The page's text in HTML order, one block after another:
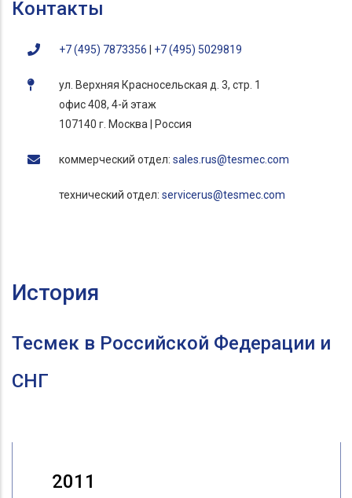
Контакты
+7 (495) 7873356 +7 (495) 5029819
ул. Верхняя Красносельская д. 3, стр. 1
офис 408, 4-й этаж
107140 г. Москва | Россия
коммерческий отдел: sales.rus@tesmec.com
технический отдел: servicerus@tesmec.com
История
Тесмек в Российской Федерации и
СНГ
2011